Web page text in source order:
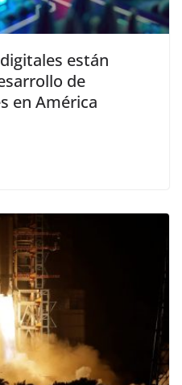
están
de
en América